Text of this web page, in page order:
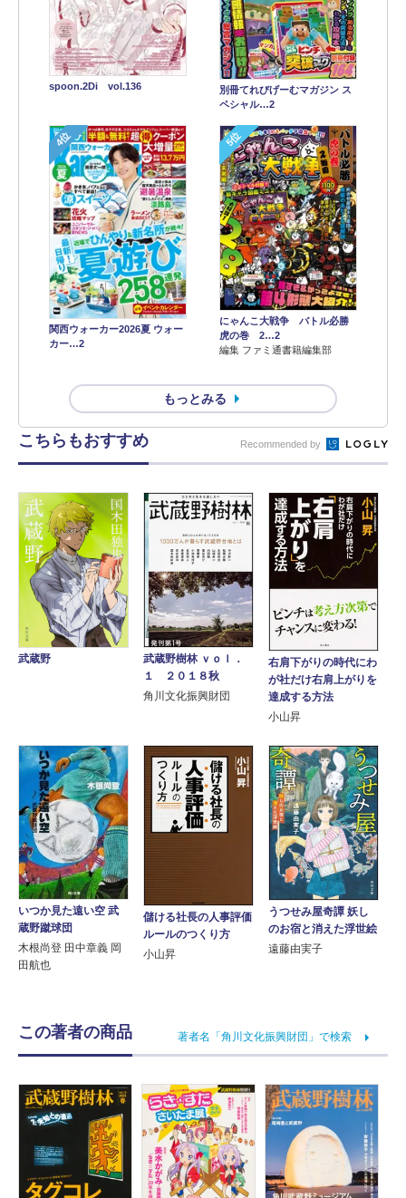
spoon.2Di vol.136
別冊てれびげーむマガジン ス
ペシャル…2
4位
関西ウォーカー2026夏 ウォー
カー…2
5位
にゃんこ大戦争 バトル必勝
虎の巻 2…2
編集 ファミ通書籍編集部
もっとみる
こちらもおすすめ Recommended by
武蔵野
武蔵野樹林 ｖｏｌ．
１ ２０１８秋
角川文化振興財団
右肩下がりの時代にわ
が社だけ右肩上がりを
達成する方法
小山昇
いつか見た遠い空 武
蔵野蹴球団
木根尚登 田中章義 岡
田航也
儲ける社長の人事評価
ルールのつくり方
小山昇
うつせみ屋奇譚 妖し
のお宿と消えた浮世絵
遠藤由実子
この著者の商品 著者名「角川文化振興財団」で検索